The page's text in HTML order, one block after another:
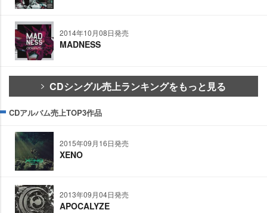
2014年10月08日発売
MADNESS
CDシングル売上ランキングをもっと見る
CDアルバム売上TOP3作品
2015年09月16日発売
XENO
2013年09月04日発売
APOCALYZE